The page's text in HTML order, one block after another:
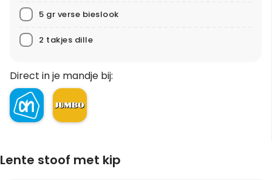
5 gr verse bieslook
2 takjes dille
Direct in je mandje bij:
Lente stoof met kip